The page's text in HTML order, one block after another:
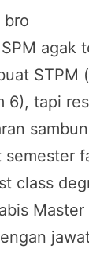
bro
agak
STPM
6), tapi
semester
class